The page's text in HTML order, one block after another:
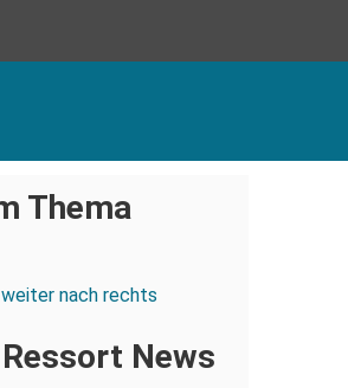
Thema
nach rechts
News